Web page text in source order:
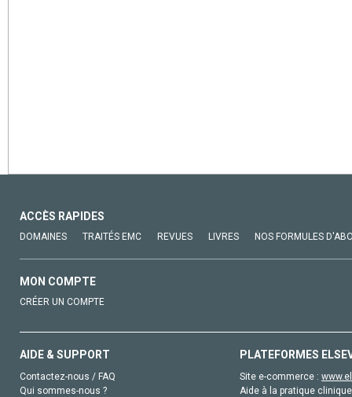
ACCÈS RAPIDES
DOMAINES TRAITÉS EMC REVUES LIVRES NOS FORMULES
MON COMPTE
CRÉER UN COMPTE
AIDE & SUPPORT
Contactez-nous / FAQ
Qui sommes-nous ?
PLATEFORMES
Site e-commerce :
Aide à la pratique